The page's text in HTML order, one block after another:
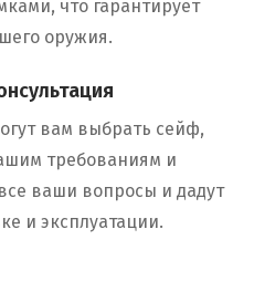
что гарантирует
оружия.
вам выбрать сейф,
требованиям и
ваши вопросы и дадут
и эксплуатации.